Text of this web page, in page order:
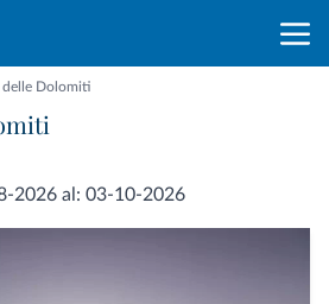
delle Dolomiti
2026 al: 03-10-2026